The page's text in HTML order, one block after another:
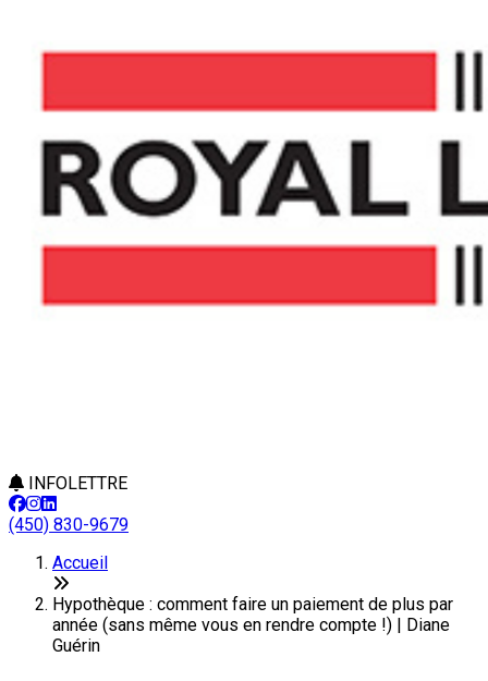
INFOLETTRE
(450) 830-9679
Accueil
Hypothèque : comment faire un paiement de plus par
année (sans même vous en rendre compte !) | Diane
Guérin